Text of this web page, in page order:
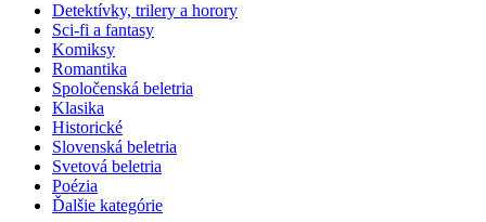
Detektívky, trilery a horory
Sci-fi a fantasy
Komiksy
Romantika
Spoločenská beletria
Klasika
Historické
Slovenská beletria
Svetová beletria
Poézia
Ďalšie kategórie